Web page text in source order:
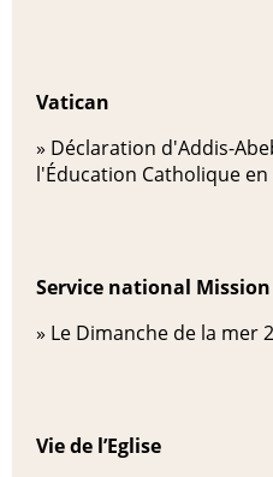
Vatican
» Déclaration d'Addis-
l'Éducation Catholique
Service national
» Le Dimanche de la mer
Vie de l’Eglise